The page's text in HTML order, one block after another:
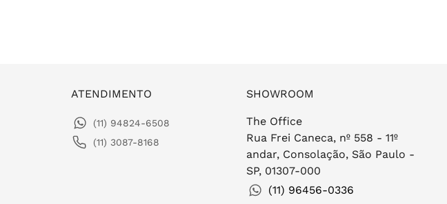
ATENDIMENTO
(11) 94824-6508
(11) 3087-8168
SHOWROOM
The Office
Rua Frei Caneca, nº 558 - 11º
andar, Consolação, São Paulo -
SP, 01307-000
(11) 96456-0336